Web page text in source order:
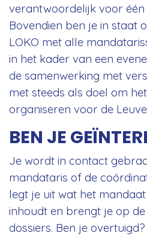
verantwoordelijk voor één
Bovendien ben je in staat
LOKO met alle
in het kader van een
de samenwerking met
met steeds als doel om
organiseren voor de
BEN JE
Je wordt in contact
mandataris of de
legt je uit wat het
inhoudt en brengt je op
dossiers. Ben je